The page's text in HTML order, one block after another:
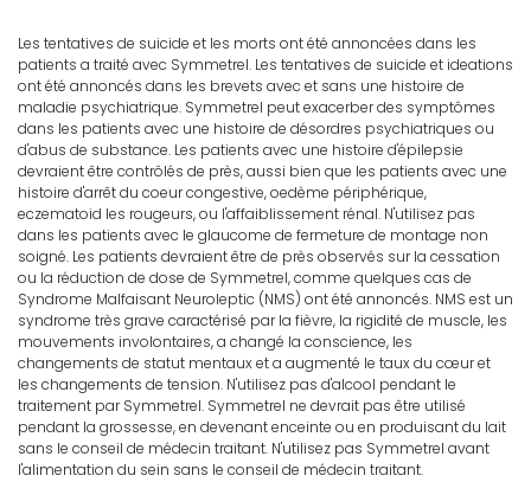
Les tentatives de suicide et les morts ont été annoncées dans les
patients a traité avec Symmetrel. Les tentatives de suicide et ideations
ont été annoncés dans les brevets avec et sans une histoire de
maladie psychiatrique. Symmetrel peut exacerber des symptômes
dans les patients avec une histoire de désordres psychiatriques ou
d'abus de substance. Les patients avec une histoire d'épilepsie
devraient être contrôlés de près, aussi bien que les patients avec une
histoire d'arrêt du coeur congestive, oedème périphérique,
eczematoid les rougeurs, ou l'affaiblissement rénal. N'utilisez pas
dans les patients avec le glaucome de fermeture de montage non
soigné. Les patients devraient être de près observés sur la cessation
ou la réduction de dose de Symmetrel, comme quelques cas de
Syndrome Malfaisant Neuroleptic (NMS) ont été annoncés. NMS est un
syndrome très grave caractérisé par la fièvre, la rigidité de muscle, les
mouvements involontaires, a changé la conscience, les
changements de statut mentaux et a augmenté le taux du cœur et
les changements de tension. N'utilisez pas d'alcool pendant le
traitement par Symmetrel. Symmetrel ne devrait pas être utilisé
pendant la grossesse, en devenant enceinte ou en produisant du lait
sans le conseil de médecin traitant. N'utilisez pas Symmetrel avant
l'alimentation du sein sans le conseil de médecin traitant.